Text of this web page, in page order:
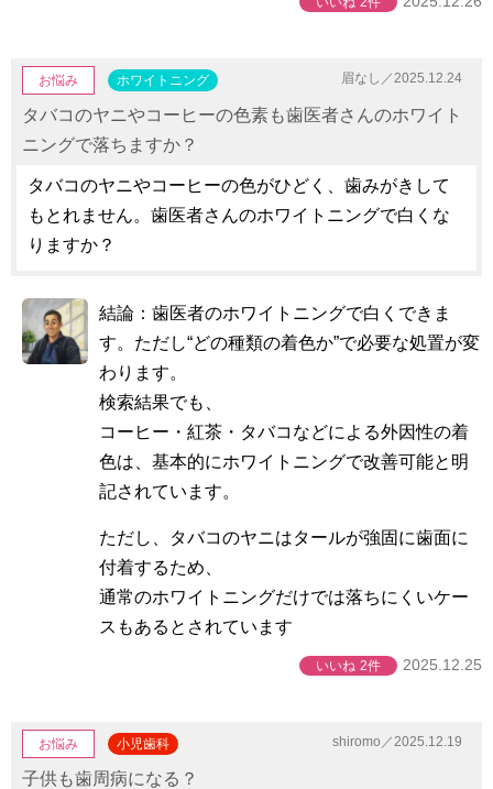
眉なし／2025.12.24
お悩み ホワイトニング
タバコのヤニやコーヒーの色素も歯医者さんのホワイト
ニングで落ちますか？
タバコのヤニやコーヒーの色がひどく、歯みがきして
もとれません。歯医者さんのホワイトニングで白くな
りますか？
結論：歯医者のホワイトニングで白くできま
す。ただし“どの種類の着色か”で必要な処置が変
わります。
検索結果でも、
コーヒー・紅茶・タバコなどによる外因性の着
色は、基本的にホワイトニングで改善可能と明
記されています。
ただし、タバコのヤニはタールが強固に歯面に
付着するため、
通常のホワイトニングだけでは落ちにくいケー
スもあるとされています
いいね 2件 2025.12.25
shiromo／2025.12.19
お悩み 小児歯科
子供も歯周病になる？